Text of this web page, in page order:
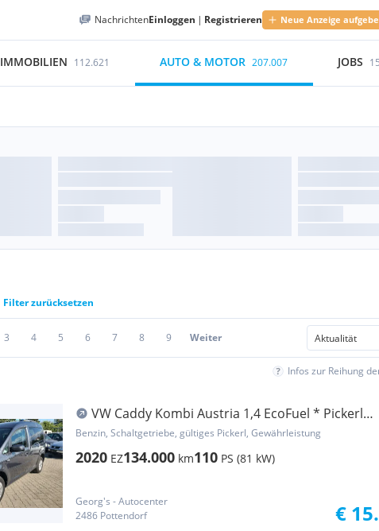
NachrichtenEinloggen | Registrieren Neue Anzeige
IMMOBILIEN 112.621 AUTO & MOTOR 207.007 JOBS
Filter zurücksetzen
3 4 5 6 7 8 9 Weiter
Infos zur Reihung
VW Caddy Kombi Austria 1,4 EcoFuel * Pickerl
bis 0...
Benzin, Schaltgetriebe, gültiges Pickerl, Gewährleistung
2020 EZ134.000 km110 PS (81 kW)
Georg's - Autocenter
2486 Pottendorf
€